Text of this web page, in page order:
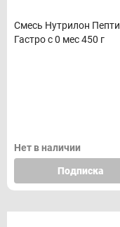
Смесь Нутрилон Пепти
Гастро с 0 мес 450 г
Нет в наличии
Подписка